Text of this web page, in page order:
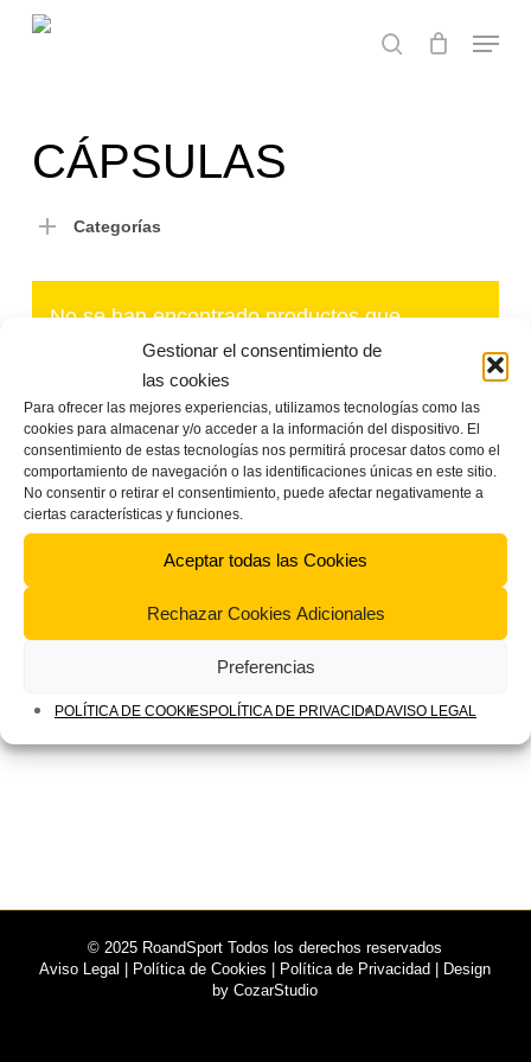
Gestionar el consentimiento de
las cookies
Para ofrecer las mejores experiencias, utilizamos tecnologías como las
cookies para almacenar y/o acceder a la información del dispositivo. El
consentimiento de estas tecnologías nos permitirá procesar datos como el
comportamiento de navegación o las identificaciones únicas en este sitio.
No consentir o retirar el consentimiento, puede afectar negativamente a
ciertas características y funciones.
Aceptar todas las Cookies
Rechazar Cookies Adicionales
Preferencias
POLÍTICA DE COOKIESPOLÍTICA DE PRIVACIDADAVISO LEGAL
Skip
search
Menu
CÁPSULAS
Categorías
No se han encontrado productos que
coincidan con tu selección.
© 2025 RoandSport Todos los derechos reservados
Aviso Legal
Política de Cookies Política de Privacidad | Design
byCozarStudio